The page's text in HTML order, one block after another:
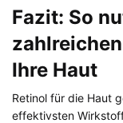
Fazit: So
Ihre Haut
Retinol für die Haut
effektivsten